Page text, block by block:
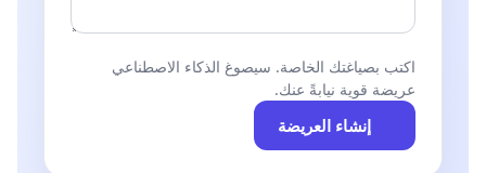
اكتب بصياغتك الخاصة. سيصوغ الذكاء الاصطناعي
عريضة قوية نيابةً عنك.
إنشاء العريضة